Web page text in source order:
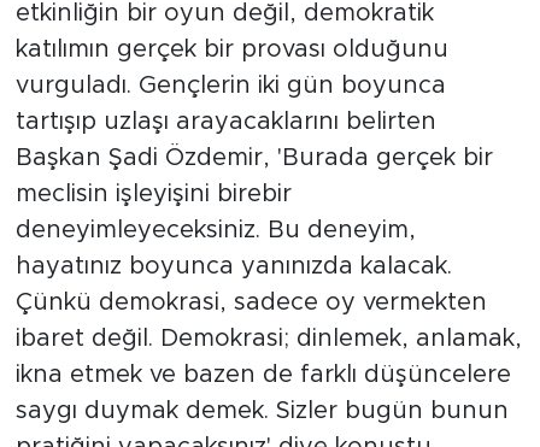
etkinliğin bir oyun değil, demokratik
katılımın gerçek bir provası olduğunu
vurguladı. Gençlerin iki gün boyunca
tartışıp uzlaşı arayacaklarını belirten
Başkan Şadi Özdemir, 'Burada gerçek bir
meclisin işleyişini birebir
deneyimleyeceksiniz. Bu deneyim,
hayatınız boyunca yanınızda kalacak.
Çünkü demokrasi, sadece oy vermekten
ibaret değil. Demokrasi; dinlemek, anlamak,
ikna etmek ve bazen de farklı düşüncelere
saygı duymak demek. Sizler bugün bunun